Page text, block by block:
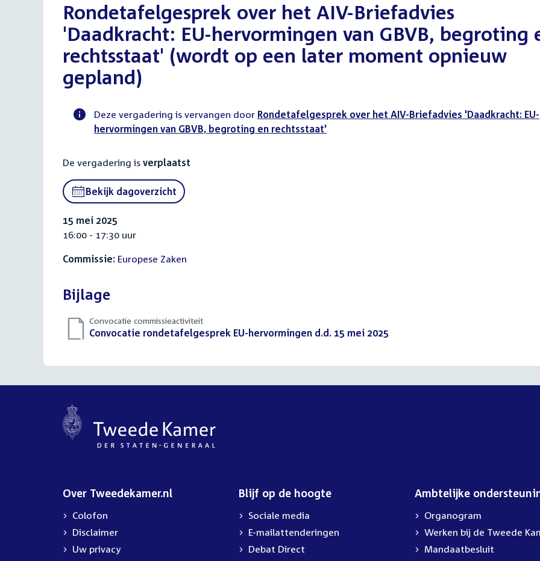
:Rondetafelgesprek over het AIV-Briefadvies
'Daadkracht: EU-hervormingen van GBVB, begroting
rechtsstaat' (wordt op een later moment opnieuw
gepland)
Voortgangsstatus
activiteit
Deze vergadering is vervangen door Rondetafelgesprek over het AIV-Briefadvies 'Daadkracht: EU-
hervormingen van GBVB, begroting en rechtsstaat'
De vergadering is verplaatst
Bekijk dagoverzicht
15 mei 2025
16:00 - 17:30 uur
Commissie: Europese Zaken
Bijlage
Convocatie commissieactiviteit
Download
Convocatie rondetafelgesprek EU-hervormingen d.d. 15 mei 2025
Over Tweedekamer.nl
Colofon
Disclaimer
Uw privacy
Blijf op de hoogte
Sociale media
E-mailattenderingen
Debat Direct
Ambtelijke
Organogram
External
link:
Werken bij de Tweede
Mandaatbesluit